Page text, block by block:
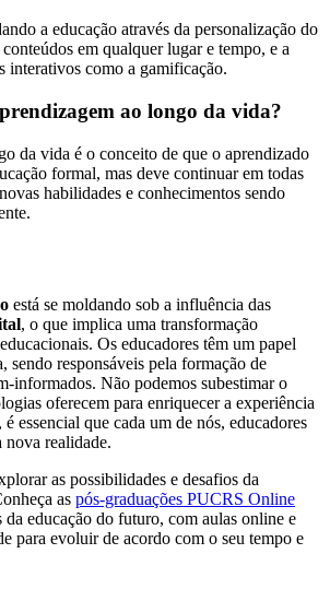
a educação através da personalização do
em qualquer lugar e tempo, e a
interativos como a gamificação.
ao longo da vida?
da vida é o conceito de que o aprendizado
formal, mas deve continuar em todas
habilidades e conhecimentos sendo
está se moldando sob a influência das
, o que implica uma transformação
Os educadores têm um papel
sendo responsáveis pela formação de
informados. Não podemos subestimar o
oferecem para enriquecer a experiência
essencial que cada um de nós, educadores
nova realidade.
as possibilidades e desafios da
as pós-graduações PUCRS Online
educação do futuro, com aulas online e
para evoluir de acordo com o seu tempo e